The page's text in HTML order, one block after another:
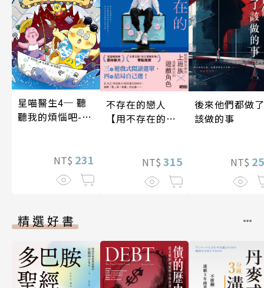
星喵醫生4─ 聽
聽我的煩惱吧-假
NT$ 231
不存在的戀人
【用不存在的
NT$ 315
後來他們都做了
該做的事
NT$
精選好書